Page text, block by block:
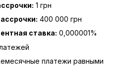
1 грн
400 000 грн
ставка: 0,000001%
платежи равными